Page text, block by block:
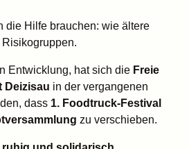
die Hilfe brauchen: wie ältere
Entwicklung, hat sich die Freie
Deizisau in der vergangenen
dass 1. Foodtruck-Festival
zu verschieben.